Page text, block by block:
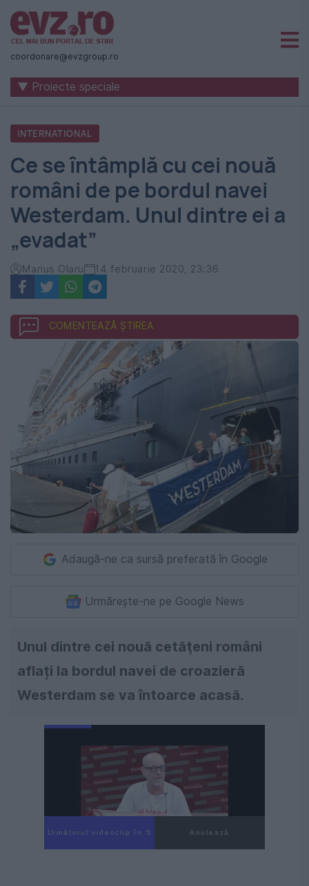
Știri
naționale
internaționale
România
-
Evenimentul
Zilei
coordonare@evzgroup.ro
▼ Proiecte speciale
INTERNATIONAL
Ce se întâmplă cu cei nouă
români de pe bordul navei
Westerdam. Unul dintre ei a
„evadat”
Marius Olaru 14 februarie 2020, 23:36
COMENTEAZĂ ȘTIREA
Adaugă-ne ca sursă preferată în Google
Urmărește-ne pe Google News
Unul dintre cei nouă cetăţeni români
aflați la bordul navei de croazieră
Westerdam se va întoarce acasă.
Următorul videoclip în 4 Anulează